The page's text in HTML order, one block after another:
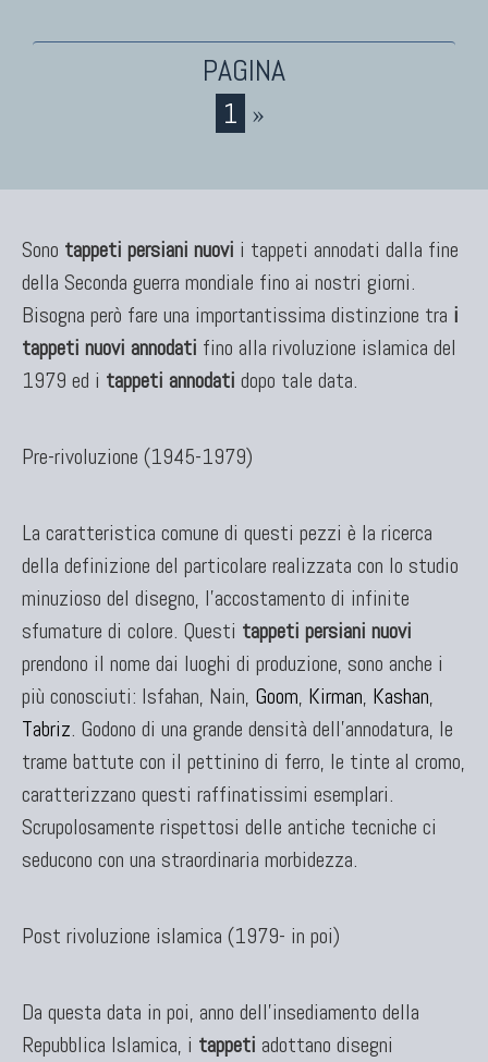
Kilim Vecchi E Antichi
Nuovissimi Kilim India
TAPPETI PER ARREDAMENTO
Tappeti Turchi Vecchi E Nuovi
Tappeti Turcomanni Vecchi E Nuovi
Tappeti Ghazni
Tappeti Beluci
1 »
Sono tappeti persiani nuovi i tappeti annodati dalla fine
della Seconda guerra mondiale fino ai nostri giorni.
Bisogna però fare una importantissima distinzione tra i
tappeti nuovi annodati fino alla rivoluzione islamica del
1979 ed i tappeti annodati dopo tale data.
Pre-rivoluzione (1945-1979)
La caratteristica comune di questi pezzi è la ricerca
della definizione del particolare realizzata con lo studio
minuzioso del disegno, l'accostamento di infinite
sfumature di colore. Questi tappeti persiani nuovi
prendono il nome dai luoghi di produzione, sono anche i
più conosciuti: Isfahan, Nain, Goom, Kirman, Kashan,
Tabriz. Godono di una grande densità dell'annodatura, le
trame battute con il pettinino di ferro, le tinte al cromo,
caratterizzano questi raffinatissimi esemplari.
Scrupolosamente rispettosi delle antiche tecniche ci
seducono con una straordinaria morbidezza.
Post rivoluzione islamica (1979- in poi)
Da questa data in poi, anno dell'insediamento della
Repubblica Islamica, i tappeti adottano disegni